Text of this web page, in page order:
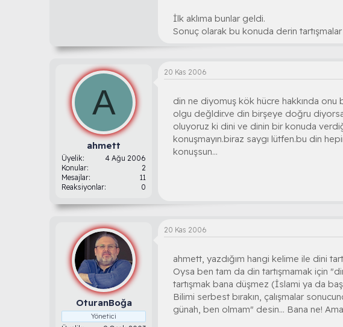
İlk aklıma bunlar geldi.
Sonuç olarak bu konuda derin
A
ahmett
Üyelik
4 Ağu 2006
Konular
2
Mesajlar
11
Reaksiyonlar
0
20 Kas 2006
din ne diyomuş kök hücre hakkında
olgu değldir.ve din birşeye doğru diyorsa
oluyoruz ki dini ve dinin bir konuda
konuşmayın.biraz saygı lütfen.bu din
konuşsun...
OturanBoğa
Yönetici
20 Kas 2006
ahmett, yazdığım hangi kelime ile dini
Oysa ben tam da din tartışmamak için
tartışmak bana düşmez (İslami ya da
Bilimi serbest bırakın, çalışmalar
günah, ben olmam" desin... Bana ne!